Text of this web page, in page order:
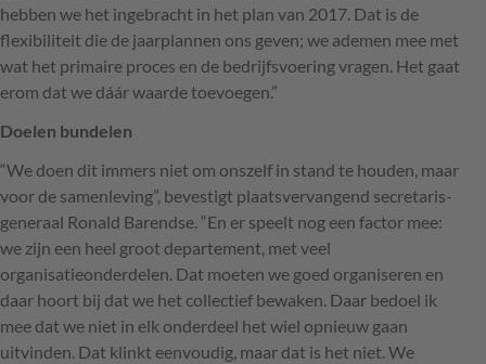
hebben we het ingebracht in het plan van 2017. Dat is de
flexibiliteit die de jaarplannen ons geven; we ademen mee met
wat het primaire proces en de bedrijfsvoering vragen. Het gaat
erom dat we dáár waarde toevoegen.”
Doelen bundelen
“We doen dit immers niet om onszelf in stand te houden, maar
voor de samenleving”, bevestigt plaatsvervangend secretaris-
generaal Ronald Barendse. “En er speelt nog een factor mee:
we zijn een heel groot departement, met veel
organisatieonderdelen. Dat moeten we goed organiseren en
daar hoort bij dat we het collectief bewaken. Daar bedoel ik
mee dat we niet in elk onderdeel het wiel opnieuw gaan
uitvinden. Dat klinkt eenvoudig, maar dat is het niet. We